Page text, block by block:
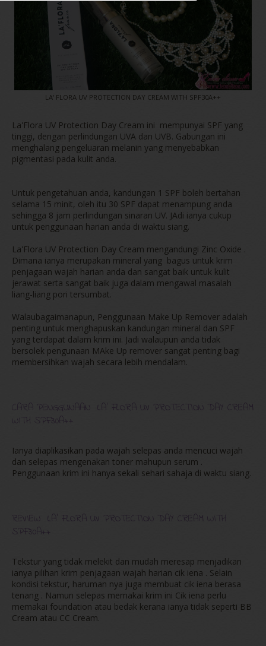
LA' FLORA UV PROTECTION DAY CREAM WITH SPF30A++
La'Flora UV Protection Day Cream ini mempunyai SPF yang
tinggi, dengan perlindungan UVA dan UVB. Gabungan ini
menghalang pengeluaran melanin yang menyebabkan
pigmentasi pada kulit anda.
Untuk pengetahuan anda, kandungan 1 SPF boleh bertahan
selama 15 minit, oleh itu 30 SPF dapat menampung anda
sehingga 8 jam perlindungan sinaran UV. JAdi ianya cukup
untuk penggunaan harian anda di waktu siang.
La'Flora UV Protection Day Cream mengandungi Zinc Oxide .
Dimana ianya merupakan mineral yang bagus untuk krim
penjagaan wajah harian anda dan sangat baik untuk kulit
jerawat serta sangat baik juga dalam mengawal masalah
liang-liang pori tersumbat.
Walaubagaimanapun, Penggunaan Make Up Remover adalah
penting untuk menghapuskan kandungan mineral dan SPF
yang terdapat dalam krim ini. Jadi walaupun anda tidak
bersolek pengunaan MAke Up remover sangat penting bagi
membersihkan wajah secara lebih mendalam.
CARA PENGGUNAAN LA' FLORA UV PROTECTION DAY CREAM
WITH SPF30A++
Ianya diaplikasikan pada wajah selepas anda mencuci wajah
dan selepas mengenakan toner mahupun serum .
Penggunaan krim ini hanya sekali sehari sahaja di waktu siang.
REVIEW LA' FLORA UV PROTECTION DAY CREAM WITH
SPF30A++
Tekstur yang tidak melekit dan mudah meresap menjadikan
ianya pilihan krim penjagaan wajah harian cik iena . Selain
kondisi tekstur, haruman nya juga membuat cik iena berasa
tenang . Namun selepas memakai krim ini Cik iena perlu
memakai foundation atau bedak kerana ianya tidak seperti BB
Cream atau CC Cream.